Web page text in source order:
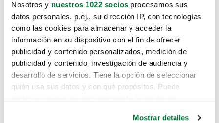
Nosotros y nuestros 1022 socios procesamos sus
datos personales, p.ej., su dirección IP, con tecnologías
como las cookies para almacenar y acceder la
información en su dispositivo con el fin de ofrecer
publicidad y contenido personalizados, medición de
publicidad y contenido, investigación de audiencia y
desarrollo de servicios. Tiene la opción de seleccionar
quién usa sus datos y con qué propósitos. Puede
Mostrar detalles
Lo sentimos, no sabemos como
te hemos traido hasta aquí.
Pero puedes encontrar el coche que estás
buscando en alguno de estos enlaces: